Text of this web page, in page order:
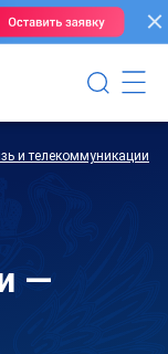
и телекоммуникации
—